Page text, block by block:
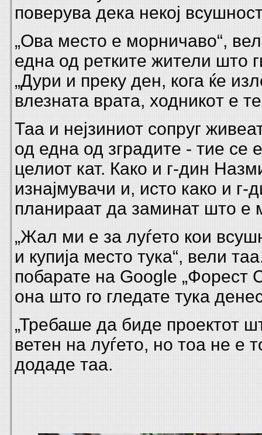
поверува дека некој
„Ова место е морничаво“,
една од ретките жители што
„Дури и преку ден, кога ќе
влезната врата, ходникoт е
Таа и нејзиниот сопруг
од една од зградите - тие се
целиот кат. Како и г-дин
изнајмувачи и, исто како и
планираат да заминат што е
„Жал ми е за луѓето кои
и купија место тука“, вели
побарате на Google „Форест
она што го гледате тука
„Требаше да биде проектот
ветен на луѓето, но тоа не е
додаде таа.